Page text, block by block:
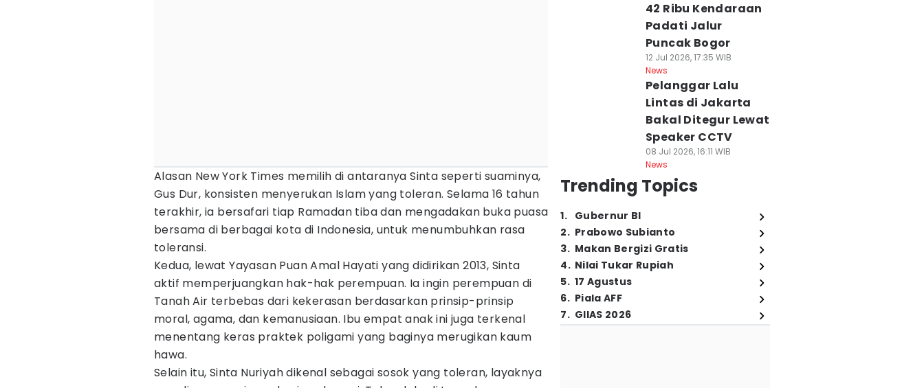
Alasan New York Times memilih di antaranya Sinta seperti suaminya,
Gus Dur, konsisten menyerukan Islam yang toleran. Selama 16 tahun
terakhir, ia bersafari tiap Ramadan tiba dan mengadakan buka puasa
bersama di berbagai kota di Indonesia, untuk menumbuhkan rasa
toleransi.
Kedua, lewat Yayasan Puan Amal Hayati yang didirikan 2013, Sinta
aktif memperjuangkan hak-hak perempuan. Ia ingin perempuan di
Tanah Air terbebas dari kekerasan berdasarkan prinsip-prinsip
moral, agama, dan kemanusiaan. Ibu empat anak ini juga terkenal
menentang keras praktek poligami yang baginya merugikan kaum
hawa.
Selain itu, Sinta Nuriyah dikenal sebagai sosok yang toleran, layaknya
42 Ribu Kendaraan
Padati Jalur
Puncak Bogor
12 Jul 2026, 17:35 WIB
News
Pelanggar Lalu
Lintas di Jakarta
Bakal Ditegur Lewat
Speaker CCTV
08 Jul 2026, 16:11 WIB
News
Trending Topics
1. Gubernur BI
2. Prabowo Subianto
3. Makan Bergizi Gratis
4. Nilai Tukar Rupiah
5. 17 Agustus
6. Piala AFF
7. GIIAS 2026